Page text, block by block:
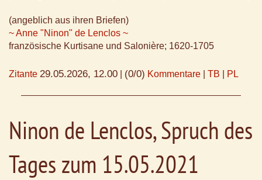
(angeblich aus ihren Briefen)
~ Anne "Ninon" de Lenclos ~
französische Kurtisane und Salonière; 1620-1705
Zitante 29.05.2026, 12.00 (0/0) Kommentare TB PL
Ninon de Lenclos, Spruch des
Tages zum 15.05.2021